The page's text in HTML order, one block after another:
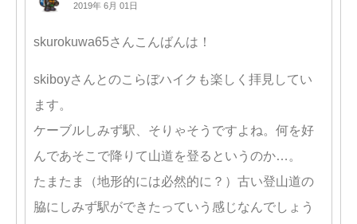
2019年 6月 01日
skurokuwa65さんこんばんは！
skiboyさんとのこらぼハイクも楽しく拝見してい
ます。
ケーブルしみず駅、そりゃそうですよね。何を好
んであそこで降りて山道を登るというのか…。
たまたま（地形的には必然的に？）古い登山道の
脇にしみず駅ができたっていう感じなんでしょう